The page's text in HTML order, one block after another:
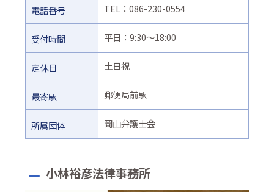
電話番号 TEL：086-230-0554
受付時間 平日：9:30〜18:00
定休日 土日祝
最寄駅 郵便局前駅
所属団体 岡山弁護士会
小林裕彦法律事務所